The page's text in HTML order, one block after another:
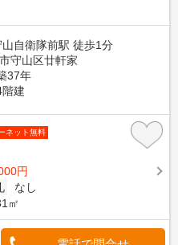
自衛隊前駅 徒歩1分
守山区廿軒家
37年
階建
ネット無料
円
なし
㎡